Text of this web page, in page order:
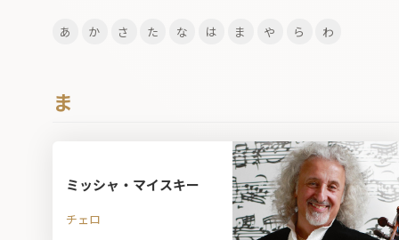
あ か さ た な は ま や ら わ
ま
ミッシャ・マイスキー
チェロ